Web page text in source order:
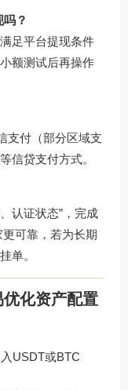
？
足平台提现条件
额测试后再操作
支付（部分区域支
信贷支付方式。
认证状态”，完成
可靠，若为长期
单。
化资产配置
USDT或BTC